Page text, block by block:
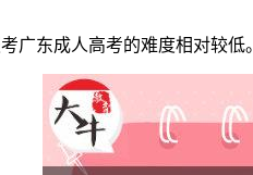
广东成人高考的难度相对较